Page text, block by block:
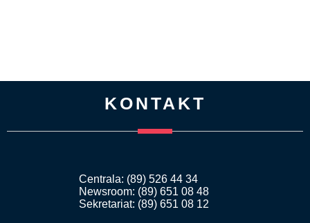
KONTAKT
Centrala: (89) 526 44 34
Newsroom: (89) 651 08 48
Sekretariat: (89) 651 08 12